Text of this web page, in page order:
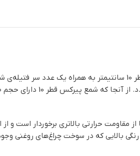
حرارتی بالاتری برخوردار است و از
بالایی که در سوخت چراغ‌های روغنی